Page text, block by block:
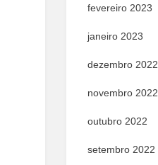
fevereiro 2023
janeiro 2023
dezembro 2022
novembro 2022
outubro 2022
setembro 2022